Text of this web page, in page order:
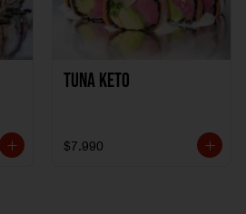
TUNA KETO
$7.990